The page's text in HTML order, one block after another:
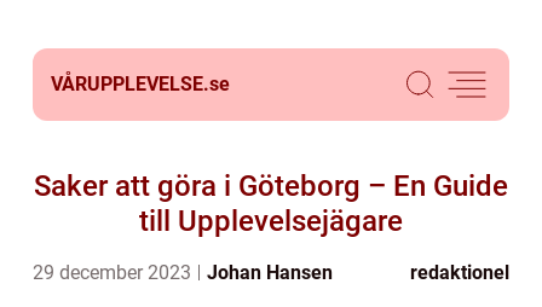
VÅRUPPLEVELSE.se
Saker att göra i Göteborg – En Guide
till Upplevelsejägare
29 december 2023 Johan Hansen redaktionel